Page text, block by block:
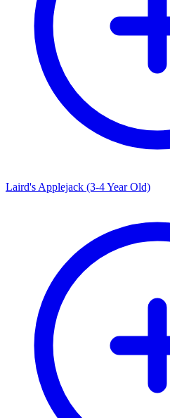
Laird's Applejack (3-4 Year Old)